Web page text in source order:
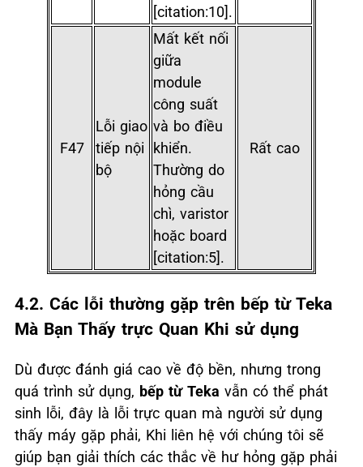
[citation:10].
F47
Lỗi giao
tiếp nội
bộ
Mất kết nối
giữa
module
công suất
và bo điều
khiển.
Thường do
hỏng cầu
chì, varistor
hoặc board
[citation:5].
Rất cao
4.2. Các lỗi thường gặp trên bếp từ Teka
Mà Bạn Thấy trực Quan Khi sử dụng
Dù được đánh giá cao về độ bền, nhưng trong
quá trình sử dụng, bếp từ Teka vẫn có thể phát
sinh lỗi, đây là lỗi trực quan mà người sử dụng
thấy máy gặp phải, Khi liên hệ với chúng tôi sẽ
giúp bạn giải thích các thắc về hư hỏng gặp phải